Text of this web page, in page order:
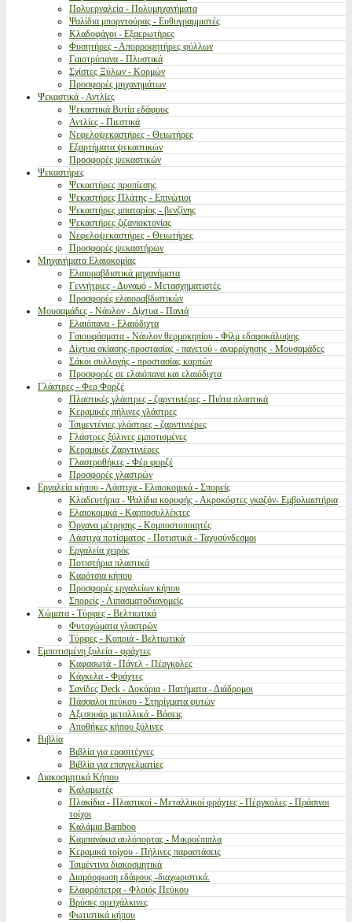
Πολυεργαλεία - Πολυμηχανήματα
Ψαλίδια μπορντούρας - Ευθυγραμμιστές
Κλαδοφάγοι - Εξαερωτήρες
Φυσητήρες - Απορροφητήρες φύλλων
Γαιοτρύπανα - Πλυστικά
Σχίστες Ξύλων - Κορμών
Προσφορές μηχανημάτων
Ψεκαστικά - Αντλίες
Ψεκαστικά Βυτία εδάφους
Αντλίες - Πιεστικά
Νεφελοψεκαστήρες - Θειωτήρες
Εξαρτήματα ψεκαστικών
Προσφορές ψεκαστικών
Ψεκαστήρες
Ψεκαστήρες προπίεσης
Ψεκαστήρες Πλάτης - Επινώτιοι
Ψεκαστήρες μπαταρίας - βενζίνης
Ψεκαστήρες ζιζανιοκτονίας
Νεφελοψεκαστήρες - Θειωτήρες
Προσφορές ψεκαστήρων
Μηχανήματα Ελαιοκομίας
Ελαιοραβδιστικά μηχανήματα
Γεννήτριες - Δυναμό - Μετασχηματιστές
Προσφορές ελαιοραβδιστικών
Μουσαμάδες - Νάυλον - Δίχτυα - Πανιά
Ελαιόπανα - Ελαιόδιχτα
Γαιουφάσματα - Νάυλον θερμοκηπίου - Φίλμ εδαφοκάλυψης
Δίχτυα σκίασης-προστασίας - παγετού - αναρρίχησης - Μουσαμάδες
Σάκοι συλλογής - προστασίας καρπών
Προσφορές σε ελαιόπανα και ελαιόδιχτα
Γλάστρες - Φερ Φορζέ
Πλαστικές γλάστρες - ζαρντινιέρες - Πιάτα πλαστικά
Κεραμικές πήλινες γλάστρες
Τσιμεντένιες γλάστρες - ζαρντινιέρες
Γλάστρες ξύλινες εμποτισμένες
Κεραμικές Ζαρντινιέρες
Γλαστροθήκες - Φέρ φορζέ
Προσφορές γλαστρών
Εργαλεία κήπου - Λάστιχα - Ελαιοκομικά - Σπορείς
Κλαδευτήρια - Ψαλίδια κορυφής - Ακροκόφτες γκαζόν- Εμβολιαστήρια
Ελαιοκομικά - Καρποσυλλέκτες
Όργανα μέτρησης - Κομποστοποιητές
Λάστιχα ποτίσματος - Ποτιστικά - Ταχυσύνδεσμοι
Εργαλεία χειρός
Ποτιστήρια πλαστικά
Καρότσια κήπου
Προσφορές εργαλείων κήπου
Σπορείς - Λιπασματοδιανομείς
Χώματα - Τύρφες - Βελτιωτικά
Φυτοχώματα γλαστρών
Τύρφες - Κοπριά - Βελτιωτικά
Εμποτισμένη ξυλεία - φράχτες
Καφασωτά - Πάνελ - Πέργκολες
Κάγκελα - Φράχτες
Σανίδες Deck - Δοκάρια - Πατήματα - Διάδρομοι
Πάσσαλοι πεύκου - Στηρίγματα φυτών
Αξεσουάρ μεταλλικά - Βάσεις
Αποθήκες κήπου ξύλινες
Βιβλία
Βιβλία για ερασιτέχνες
Βιβλία για επαγγελματίες
Διακοσμητικά Κήπου
Καλαμωτές
Πλακίδια - Πλαστικοί - Μεταλλικοί φράχτες - Πέργκολες - Πράσινοι
τοίχοι
Καλάμια Bamboo
Καμπανάκια αυλόπορτας - Μικροέπιπλα
Κεραμικά τοίχου - Πήλινες παραστάσεις
Τσιμέντινα διακοσμητικά
Διαμόρφωση εδάφους -διαχωριστικά.
Ελαφρόπετρα - Φλοιός Πεύκου
Βρύσες ορειχάλκινες
Φωτιστικά κήπου